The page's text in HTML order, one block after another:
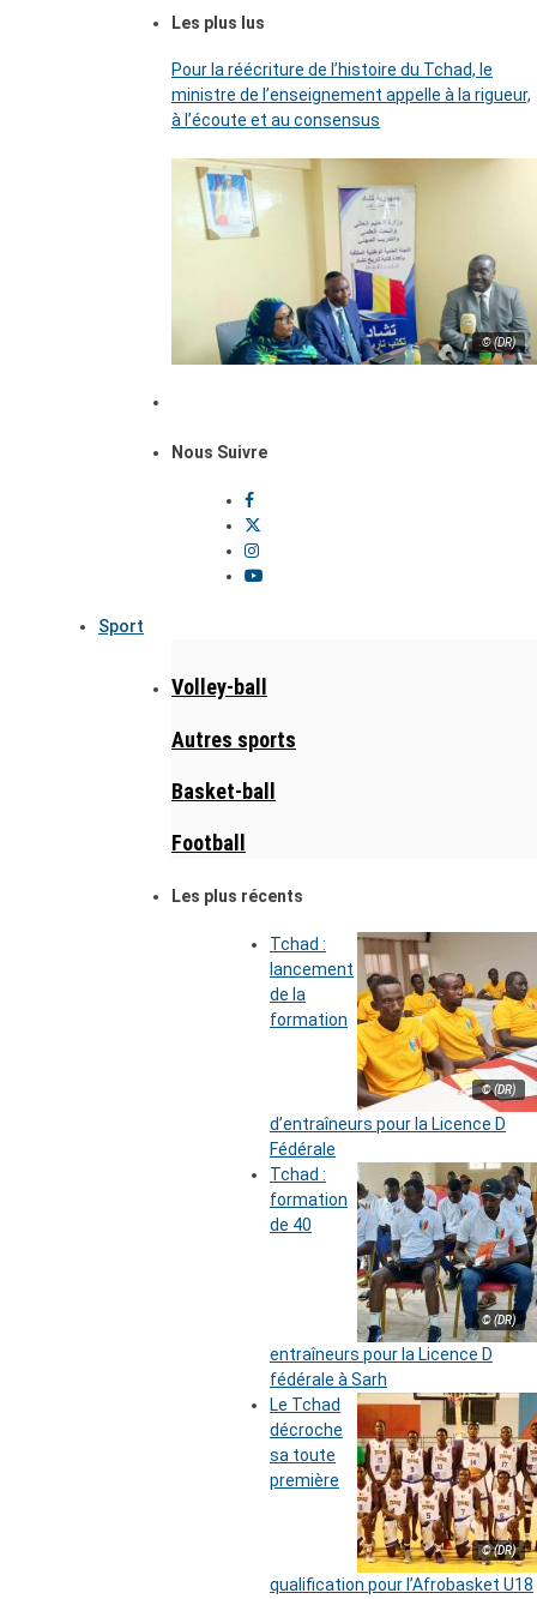
Les plus lus
Pour la réécriture de l’histoire du Tchad, le
ministre de l’enseignement appelle à la rigueur,
à l’écoute et au consensus
© (DR)
Nous Suivre
Sport
Volley-ball
Autres sports
Basket-ball
Football
Les plus récents
© (DR)
Tchad :
lancement
de la
formation
d’entraîneurs pour la Licence D
Fédérale
© (DR)
Tchad :
formation
de 40
entraîneurs pour la Licence D
fédérale à Sarh
© (DR)
Le Tchad
décroche
sa toute
première
qualification pour l’Afrobasket U18